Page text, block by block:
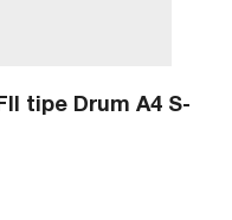
tipe Drum A4 S-